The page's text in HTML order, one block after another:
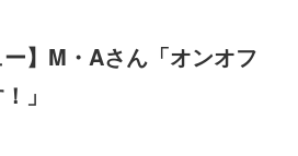
ー】M・Aさん「オンオフ
」